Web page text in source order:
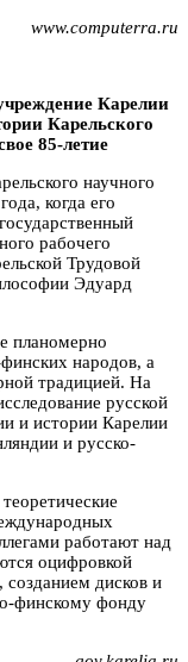
www.computerra.ru
Карелии
Карельского
85-летие
научного
когда его
рабочего
Трудовой
Эдуард
планомерно
народов, а
традицией. На
русской
и истории Карелии
и русско-
работают над
оцифровкой
созданием дисков и
финскому фонду